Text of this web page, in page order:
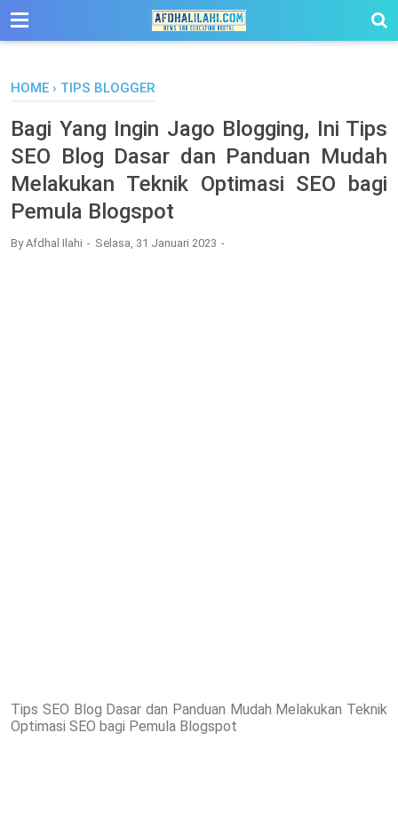
-->
HOME › TIPS BLOGGER
Bagi Yang Ingin Jago Blogging, Ini Tips
SEO Blog Dasar dan Panduan Mudah
Melakukan Teknik Optimasi SEO bagi
Pemula Blogspot
ByAfdhal Ilahi Selasa, 31 Januari 2023
Tips SEO Blog Dasar dan Panduan Mudah Melakukan Teknik
Optimasi SEO bagi Pemula Blogspot